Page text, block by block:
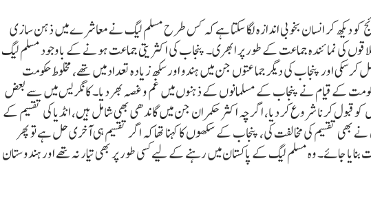
کے نتائج کو دیکھ کر انسان بخوبی اندازہ لگا سکتا ہے کہ کس طرح مسلم لیگ نے معاشرے میں ذہن سازی
کی نمائندہ جماعت کے طور پر ابھری۔ پنجاب کی اکثریتی جماعت ہونے کے باوجود مسلم لیگ
اور پنجاب کی دیگر جماعتوں جن میں ہندو اور سکھ زیادہ تعداد میں تھے، مخلوط حکومت
کے قیام نے پنجاب کے مسلمانوں کے ذہنوں میں غم و غصہ بھر دیا۔ کانگریس میں سے بعض
قبول کرنا شروع کر دیا، اگرچہ اکثر حکمران جن میں گاندھی بھی شامل ہیں، انڈیا کی تقسیم کے
تقسیم کی مخالفت کی، پنجاب کے سکھوں کا کہنا تھا کہ اگر تقسیم ہی آخری حل ہے تو پھر
جائے۔ وہ مسلم لیگ کے پاکستان میں رہنے کے لیے کسی طور پر بھی تیار نہ تھے اور ہندوستان